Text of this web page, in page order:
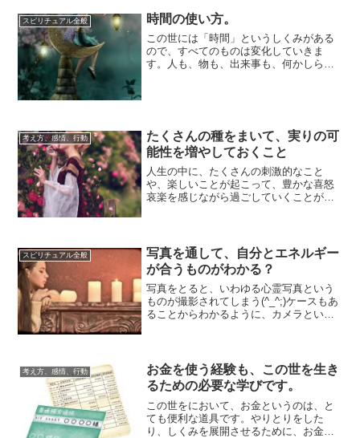
スピリチュアル全般 時間の使い方。
この世には「時間」というしくみがある
ので、すべてのものは変化していきま
す。人も、物も、出来事も、何かしらの
考え方、感情、行動
たくさんの種をまいて、実りの可
能性を増やしておくこと
人生の中に、たくさんの刺激的なこと
や、楽しいことが起こって、豊かな喜怒
哀楽を感じながら過ごしていくことが
スピリチュアル全般
写真を通して、自分とエネルギー
が合うものがわかる？
写真をとると、いわゆる心霊写真という
ものが撮影されてしまう(^_^;)ケースもあ
ることからわかるように、カメラという
考え方、感情、行動
お金を使う経験も、この世を生き
るための必要な学びです。
この世をにおいて、お金というのは、と
ても便利な道具です。やりとりをした
り、しくみを展開させるために、お金が